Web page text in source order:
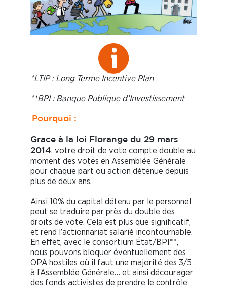
*LTIP : Long Terme Incentive Plan
**BPI : Banque Publique d’Investissement
Pourquoi :
Grace à la loi Florange du 29 mars
2014, votre droit de vote compte double au
moment des votes en Assemblée Générale
pour chaque part ou action détenue depuis
plus de deux ans.
Ainsi 10% du capital détenu par le personnel
peut se traduire par près du double des
droits de vote. Cela est plus que significatif,
et rend l’actionnariat salarié incontournable.
En effet, avec le consortium État/BPI**,
nous pouvons bloquer éventuellement des
OPA hostiles où il faut une majorité des 3/5
à l’Assemblée Générale… et ainsi décourager
des fonds activistes de prendre le contrôle